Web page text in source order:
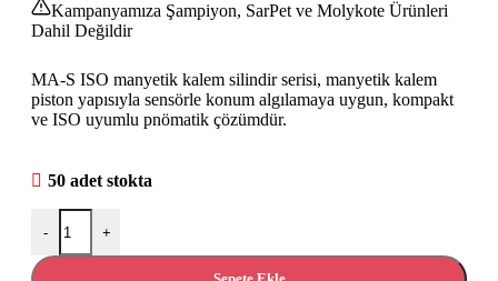
Kampanyamıza Şampiyon, SarPet ve Molykote Ürünleri
Dahil Değildir
MA-S ISO manyetik kalem silindir serisi, manyetik kalem
piston yapısıyla sensörle konum algılamaya uygun, kompakt
ve ISO uyumlu pnömatik çözümdür.
50 adet stokta
- +